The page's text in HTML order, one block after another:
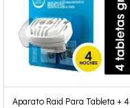
Aparato Raid Para Tableta + 4